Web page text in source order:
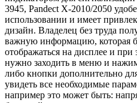
3945, Pandect X-2010/2050
использовании и имеет
дизайн. Владелец без труда
важную информацию, которая
отображаться на дисплее и при
нужно заходить в меню и
либо кнопки дополнительно
увидеть все необходимые
например это может быть: